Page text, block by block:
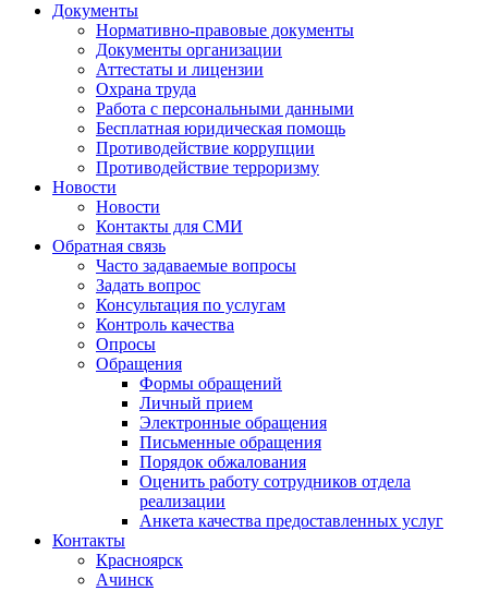
Документы
Нормативно-правовые документы
Документы организации
Аттестаты и лицензии
Охрана труда
Работа с персональными данными
Бесплатная юридическая помощь
Противодействие коррупции
Противодействие терроризму
Новости
Новости
Контакты для СМИ
Обратная связь
Часто задаваемые вопросы
Задать вопрос
Консультация по услугам
Контроль качества
Опросы
Обращения
Формы обращений
Личный прием
Электронные обращения
Письменные обращения
Порядок обжалования
Оценить работу сотрудников отдела
реализации
Анкета качества предоставленных услуг
Контакты
Красноярск
Ачинск